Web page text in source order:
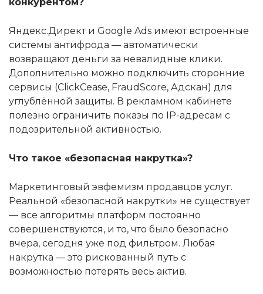
Яндекс.Директ и Google Ads имеют встроенные
системы антифрода — автоматически
возвращают деньги за невалидные клики.
Дополнительно можно подключить сторонние
сервисы (ClickCease, FraudScore, Адскан) для
углублённой защиты. В рекламном кабинете
полезно ограничить показы по IP-адресам с
подозрительной активностью.
Что такое «безопасная накрутка»?
Маркетинговый эвфемизм продавцов услуг.
Реальной «безопасной накрутки» не существует
— все алгоритмы платформ постоянно
совершенствуются, и то, что было безопасно
вчера, сегодня уже под фильтром. Любая
накрутка — это рискованный путь с
возможностью потерять весь актив.